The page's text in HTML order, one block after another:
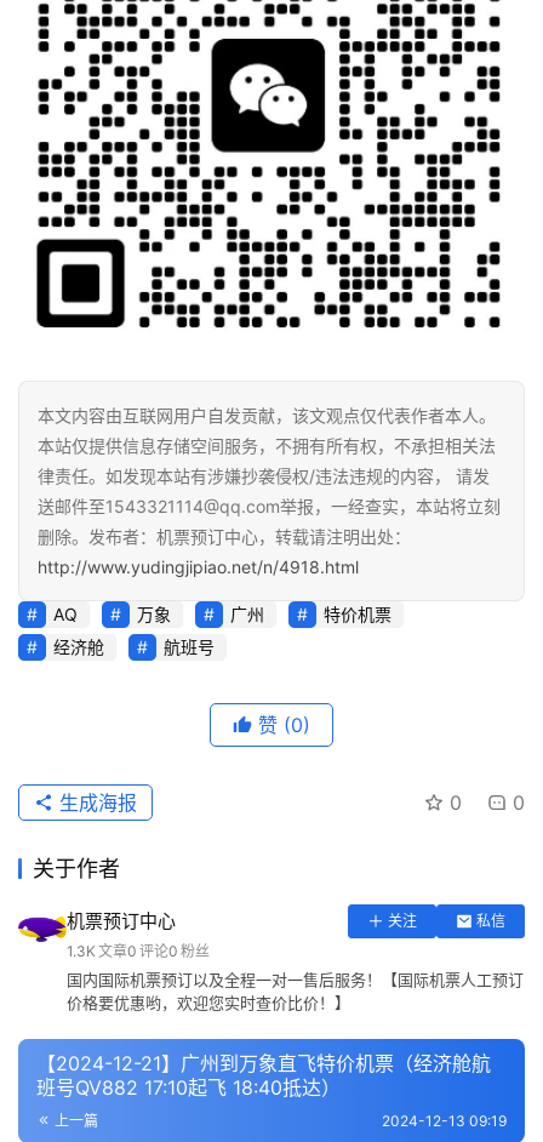
本文内容由互联网用户自发贡献，该文观点仅代表作者本人。
本站仅提供信息存储空间服务，不拥有所有权，不承担相关法
律责任。如发现本站有涉嫌抄袭侵权/违法违规的内容， 请发
送邮件至1543321114@qq.com举报，一经查实，本站将立刻
删除。发布者：机票预订中心，转载请注明出处：
http://www.yudingjipiao.net/n/4918.html
AQ 万象 广州
特价机票
经济舱
航班号
赞 (0)
0 0
生成海报
关于作者
机票预订中心 关注
私信
1.3K 文章0 评论0 粉丝
国内国际机票预订以及全程一对一售后服务！【国际机票人工预订
价格要优惠哟，欢迎您实时查价比价！】
【2024-12-21】广州到万象直飞特价机票（经济舱航
班号QV882 17:10起飞 18:40抵达）
上一篇 2024-12-13 09:19